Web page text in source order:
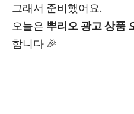
그래서 준비했어요.
오늘은 뿌리오 광고 상품
합니다 🎉